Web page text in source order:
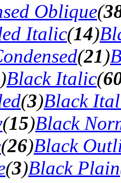
Oblique(
Italic(14)
(21)
)Black Italic(
(3)Black
(15)Black
(26)Black
(3)Black Plain